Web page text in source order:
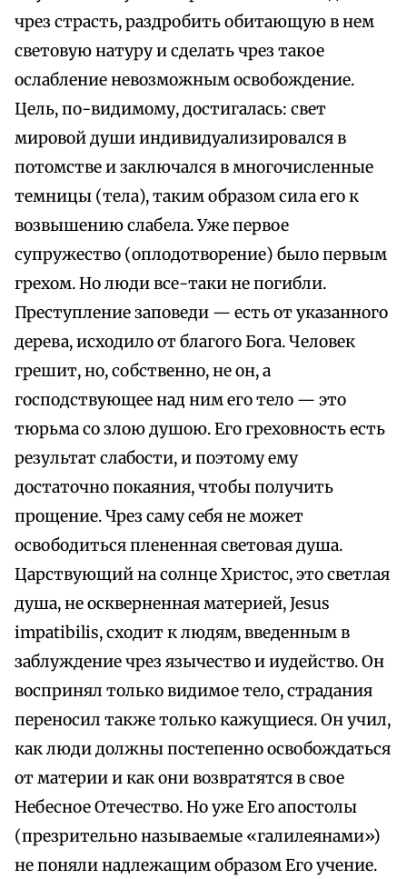
чрез страсть, раздробить обитающую в нем
световую натуру и сделать чрез такое
ослабление невозможным освобождение.
Цель, по-видимому, достигалась: свет
мировой души индивидуализировался в
потомстве и заключался в многочисленные
темницы (тела), таким образом сила его к
возвышению слабела. Уже первое
супружество (оплодотворение) было первым
грехом. Но люди все-таки не погибли.
Преступление заповеди — есть от указанного
дерева, исходило от благого Бога. Человек
грешит, но, собственно, не он, а
господствующее над ним его тело — это
тюрьма со злою душою. Его греховность есть
результат слабости, и поэтому ему
достаточно покаяния, чтобы получить
прощение. Чрез саму себя не может
освободиться плененная световая душа.
Царствующий на солнце Христос, это светлая
душа, не оскверненная материей, Jesus
impatibilis, сходит к людям, введенным в
заблуждение чрез язычество и иудейство. Он
воспринял только видимое тело, страдания
переносил также только кажущиеся. Он учил,
как люди должны постепенно освобождаться
от материи и как они возвратятся в свое
Небесное Отечество. Но уже Его апостолы
(презрительно называемые «галилеянами»)
не поняли надлежащим образом Его учение.